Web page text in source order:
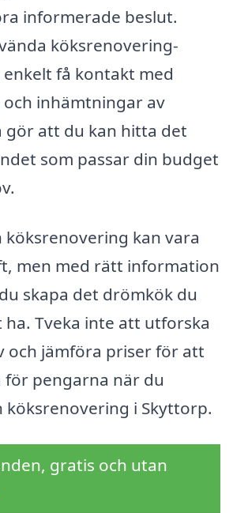
informerade beslut.
köksrenovering-
få kontakt med
inhämtningar av
gör att du kan hitta det
som passar din budget
kan vara
men med rätt information
skapa det drömkök du
Tveka inte att utforska
och jämföra priser för att
för pengarna när du
köksrenovering i Skyttorp.
gratis och utan